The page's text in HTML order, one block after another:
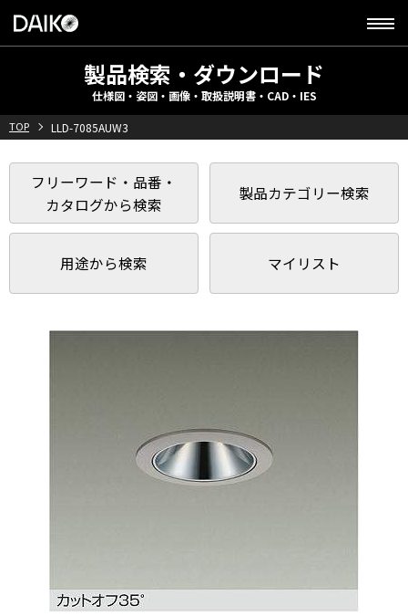
製品検索・ダウンロード
仕様図・姿図・画像・取扱説明書・CAD・IES
TOP LLD-7085AUW3
フリーワード・品番・
カタログから検索
製品カテゴリー検索
用途から検索 マイリスト